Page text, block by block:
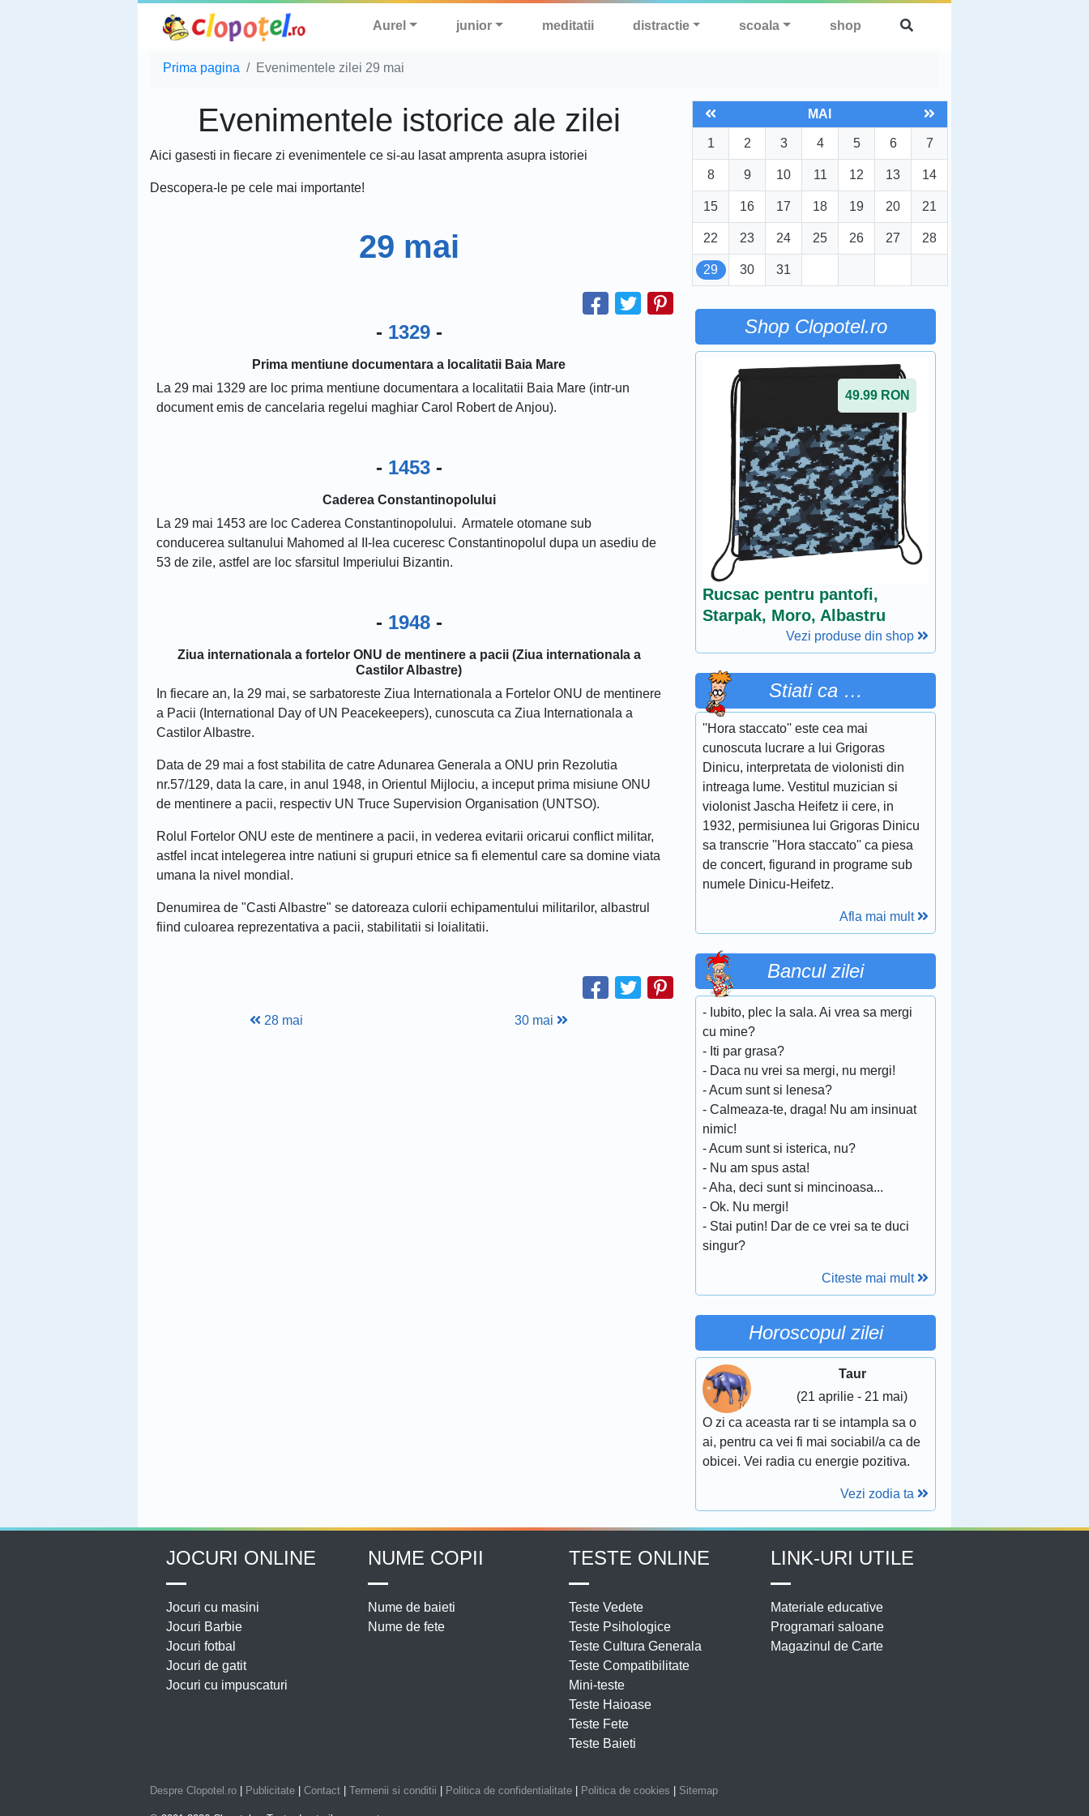
Aurel junior meditatii distractie scoala shop
Prima pagina Evenimentele zilei 29 mai
Evenimentele istorice ale zilei
Aici gasesti in fiecare zi evenimentele ce si-au lasat amprenta asupra istoriei
Descopera-le pe cele mai importante!
29 mai
- 1329-
Prima mentiune documentara a localitatii Baia Mare
La 29 mai 1329 are loc prima mentiune documentara a localitatii Baia Mare (intr-un
document emis de cancelaria regelui maghiar Carol Robert de Anjou).
- 1453-
Caderea Constantinopolului
La 29 mai 1453 are loc Caderea Constantinopolului. Armatele otomane sub
conducerea sultanului Mahomed al II-lea cuceresc Constantinopolul dupa un asediu de
53 de zile, astfel are loc sfarsitul Imperiului Bizantin.
- 1948-
Ziua internationala a fortelor ONU de mentinere a pacii (Ziua internationala a
Castilor Albastre)
In fiecare an, la 29 mai, se sarbatoreste Ziua Internationala a Fortelor ONU de mentinere
a Pacii (International Day of UN Peacekeepers), cunoscuta ca Ziua Internationala a
Castilor Albastre.
Data de 29 mai a fost stabilita de catre Adunarea Generala a ONU prin Rezolutia
nr.57/129, data la care, in anul 1948, in Orientul Mijlociu, a inceput prima misiune ONU
de mentinere a pacii, respectiv UN Truce Supervision Organisation (UNTSO).
Rolul Fortelor ONU este de mentinere a pacii, in vederea evitarii oricarui conflict militar,
astfel incat intelegerea intre natiuni si grupuri etnice sa fi elementul care sa domine viata
umana la nivel mondial.
Denumirea de "Casti Albastre" se datoreaza culorii echipamentului militarilor, albastrul
fiind culoarea reprezentativa a pacii, stabilitatii si loialitatii.
28 mai 30 mai
MAI
1 2 3 4 5 6 7
8 9 10 11 12 13 14
15 16 17 18 19 20 21
22 23 24 25 26 27 28
29 30 31
Shop Clopotel.ro
49.99 RON
Rucsac pentru pantofi,
Starpak, Moro, Albastru
Vezi produse din shop
Stiati ca …
''Hora staccato'' este cea mai
cunoscuta lucrare a lui Grigoras
Dinicu, interpretata de violonisti din
intreaga lume. Vestitul muzician si
violonist Jascha Heifetz ii cere, in
1932, permisiunea lui Grigoras Dinicu
sa transcrie ''Hora staccato'' ca piesa
de concert, figurand in programe sub
numele Dinicu-Heifetz.
Afla mai mult
Bancul zilei
- Iubito, plec la sala. Ai vrea sa mergi
cu mine?
- Iti par grasa?
- Daca nu vrei sa mergi, nu mergi!
- Acum sunt si lenesa?
- Calmeaza-te, draga! Nu am insinuat
nimic!
- Acum sunt si isterica, nu?
- Nu am spus asta!
- Aha, deci sunt si mincinoasa...
- Ok. Nu mergi!
- Stai putin! Dar de ce vrei sa te duci
singur?
Citeste mai mult
Horoscopul zilei
Taur
(21 aprilie - 21 mai)
O zi ca aceasta rar ti se intampla sa o
ai, pentru ca vei fi mai sociabil/a ca de
obicei. Vei radia cu energie pozitiva.
Vezi zodia ta
JOCURI ONLINE
Jocuri cu masini
Jocuri Barbie
Jocuri fotbal
Jocuri de gatit
Jocuri cu impuscaturi
NUME COPII
Nume de baieti
Nume de fete
TESTE ONLINE
Teste Vedete
Teste Psihologice
Teste Cultura Generala
Teste Compatibilitate
Mini-teste
Teste Haioase
Teste Fete
Teste Baieti
LINK-URI UTILE
Materiale educative
Programari saloane
Magazinul de Carte
Despre Clopotel.ro | Publicitate | Contact | Termenii si conditii | Politica de confidentialitate | Politica de cookies | Sitemap